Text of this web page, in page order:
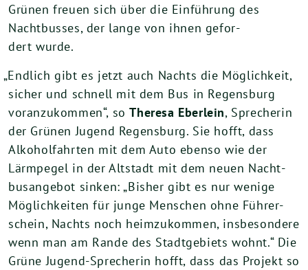
Grü­nen freu­en sich über die Ein­füh­rung des
Nacht­bus­ses, der lan­ge von ihnen gefor­
dert wurde.
„End­lich gibt es jetzt auch Nachts die Mög­lich­keit,
sicher und schnell mit dem Bus in Regens­burg
vor­an­zu­kom­men“, soThe­re­sa Eber­lein, Spre­che­rin
der Grü­nen Jugend Regens­burg. Sie hofft, dass
Alko­hol­fahr­ten mit dem Auto eben­so wie der
Lärm­pe­gel in der Alt­stadt mit dem neu­en Nacht­
bus­an­ge­bot sin­ken: „Bis­her gibt es nur weni­ge
Mög­lich­kei­ten für jun­ge Men­schen ohne Füh­rer­
schein, Nachts noch heim­zu­kom­men, ins­be­son­de­re
wenn man am Ran­de des Stadt­ge­biets wohnt.“ Die
Grü­ne Jugend-Spre­che­rin hofft, dass das Pro­jekt so